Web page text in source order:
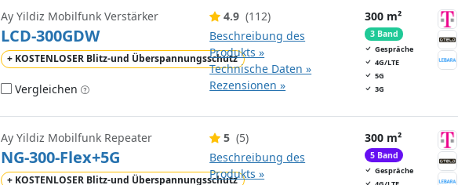
Ay Yildiz Mobilfunk Verstärker
LCD-300GDW
+ KOSTENLOSER Blitz-und Überspannungsschutz
Vergleichen
4.9 (112)
Beschreibung des
Produkts »
Technische Daten »
Rezensionen »
300 m²
3 Band
Gespräche
4G/LTE
5G
3G
Ay Yildiz Mobilfunk Repeater
NG-300-Flex+5G
+ KOSTENLOSER Blitz-und Überspannungsschutz
5 (5)
Beschreibung des
Produkts »
300 m²
5 Band
Gespräche